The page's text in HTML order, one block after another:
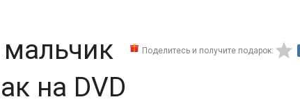
Поделитесь и получите подарок: 
на DVD